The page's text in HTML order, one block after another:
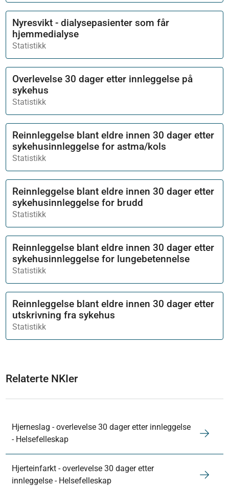
Nyresvikt - dialysepasienter som får
hjemmedialyse
Statistikk
Overlevelse 30 dager etter innleggelse på
sykehus
Statistikk
Reinnleggelse blant eldre innen 30 dager etter
sykehusinnleggelse for astma/kols
Statistikk
Reinnleggelse blant eldre innen 30 dager etter
sykehusinnleggelse for brudd
Statistikk
Reinnleggelse blant eldre innen 30 dager etter
sykehusinnleggelse for lungebetennelse
Statistikk
Reinnleggelse blant eldre innen 30 dager etter
utskrivning fra sykehus
Statistikk
Relaterte NKIer
Hjerneslag - overlevelse 30 dager etter innleggelse
- Helsefelleskap
Hjerteinfarkt - overlevelse 30 dager etter
innleggelse - Helsefelleskap